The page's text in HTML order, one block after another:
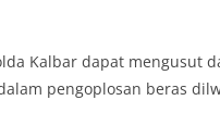
Kalbar dapat mengusut
pengoplosan beras